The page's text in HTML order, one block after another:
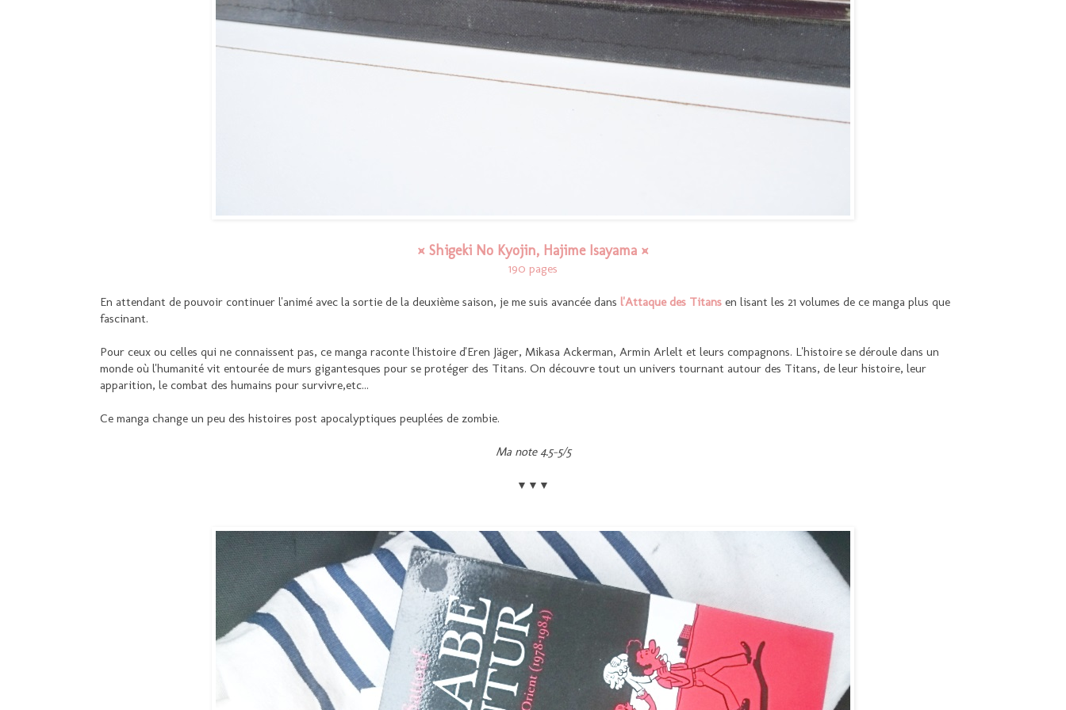
¤ Shigeki No Kyojin, Hajime Isayama ¤
190 pages
En attendant de pouvoir continuer l'animé avec la sortie de la deuxième saison, je me suis avancée dans l'Attaque des Titans en lisant les 21 volumes de ce manga plus que
fascinant.
Pour ceux ou celles qui ne connaissent pas, ce manga raconte l'histoire d'Eren Jäger, Mikasa Ackerman, Armin Arlelt et leurs compagnons. L'histoire se déroule dans un
monde où l'humanité vit entourée de murs gigantesques pour se protéger des Titans. On découvre tout un univers tournant autour des Titans, de leur histoire, leur
apparition, le combat des humains pour survivre,etc...
Ce manga change un peu des histoires post apocalyptiques peuplées de zombie.
Ma note 4.5-5/5
▼▼▼